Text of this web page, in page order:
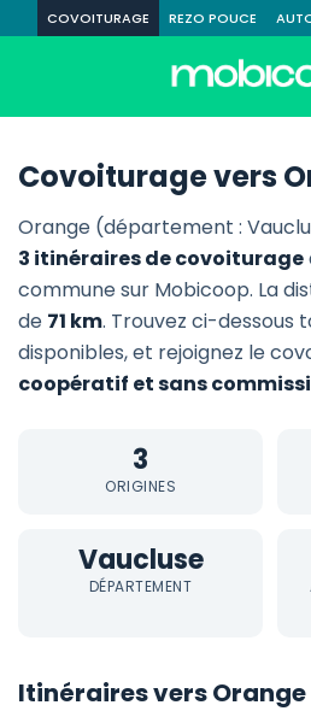
COVOITURAGE REZO POUCE
Covoiturage vers
Orange (département :
3 itinéraires de covoiturage
commune sur Mobicoop. La
de 71 km. Trouvez ci-dessous
disponibles, et rejoignez le
coopératif et sans
3
ORIGINES
Vaucluse
DÉPARTEMENT
Itinéraires vers Orange